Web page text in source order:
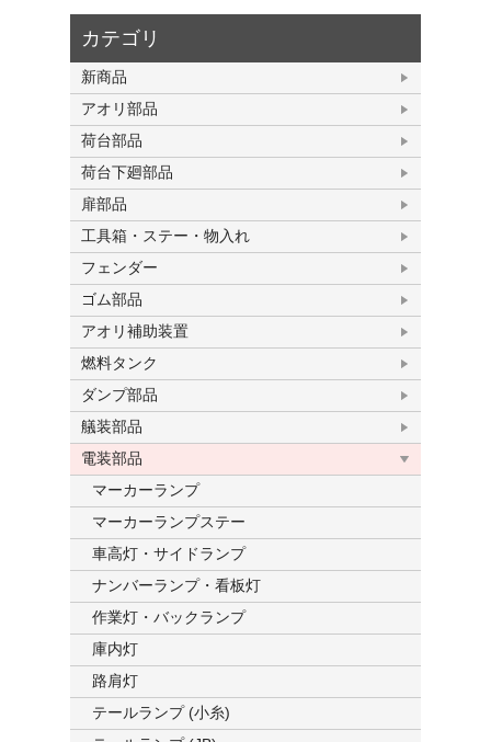
カテゴリ
新商品
アオリ部品
荷台部品
荷台下廻部品
扉部品
工具箱・ステー・物入れ
フェンダー
ゴム部品
アオリ補助装置
燃料タンク
ダンプ部品
艤装部品
電装部品
マーカーランプ
マーカーランプステー
車高灯・サイドランプ
ナンバーランプ・看板灯
作業灯・バックランプ
庫内灯
路肩灯
テールランプ (小糸)